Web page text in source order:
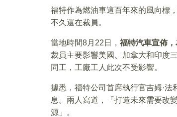
福特作為燃油車這百年來的風向標
不久還在裁員。
當地時間8月22日， 福特汽車宣佈
裁員主要影響美國、加拿大和印度
同工，工廠工人此次不受影響。
據悉，福特公司首席執行官吉姆·
息。兩人寫道，「打造未來需要改
源」。